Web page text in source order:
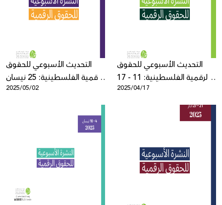
التحديث الأسبوعي للحقوق
الرقمية الفلسطينية: 25 نيسان
- 1 أيار
2025/05/02
التحديث الأسبوعي للحقوق
الرقمية الفلسطينية: 11 - 17
نيسان
2025/04/17